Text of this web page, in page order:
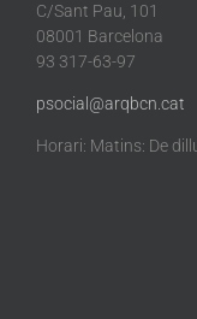
C/Sant Pau, 101
08001 Barcelona
93 317-63-97
psocial@arqbcn.cat
Horari: Matins: De